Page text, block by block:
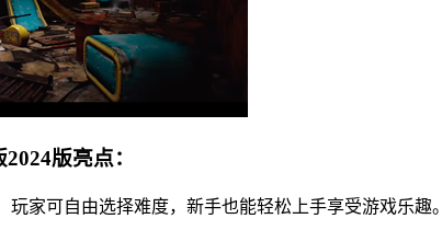
版亮点：
玩家可自由选择难度，新手也能轻松上手享受游戏乐趣。